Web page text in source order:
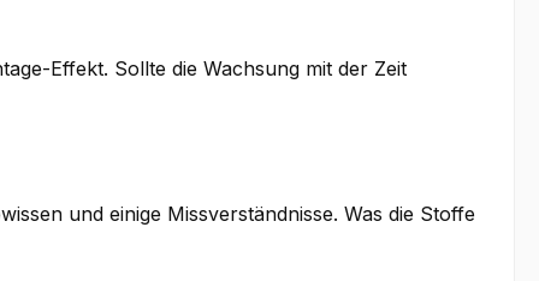
Effekt. Sollte die Wachsung mit der Zeit
und einige Missverständnisse. Was die Stoffe